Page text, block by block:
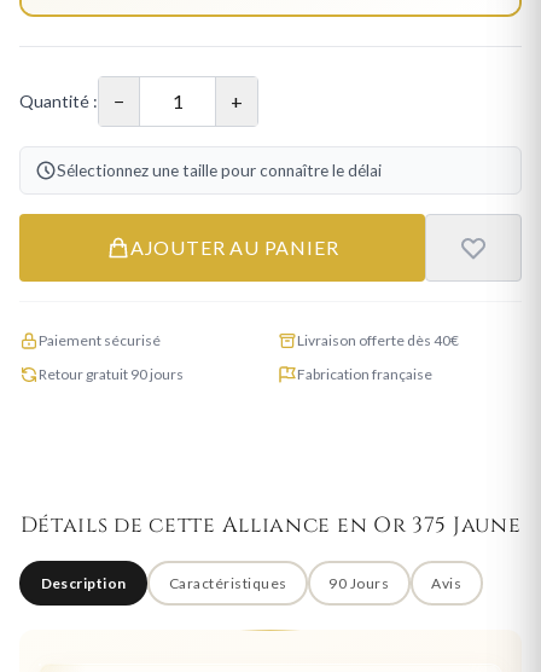
Quantité : − +
Sélectionnez une taille pour connaître le délai
AJOUTER AU PANIER
Paiement sécurisé
Livraison offerte dès 40€
Retour gratuit 90 jours
Fabrication française
Détails de cette Alliance en Or 375 Jaune
Description Caractéristiques 90 Jours Avis